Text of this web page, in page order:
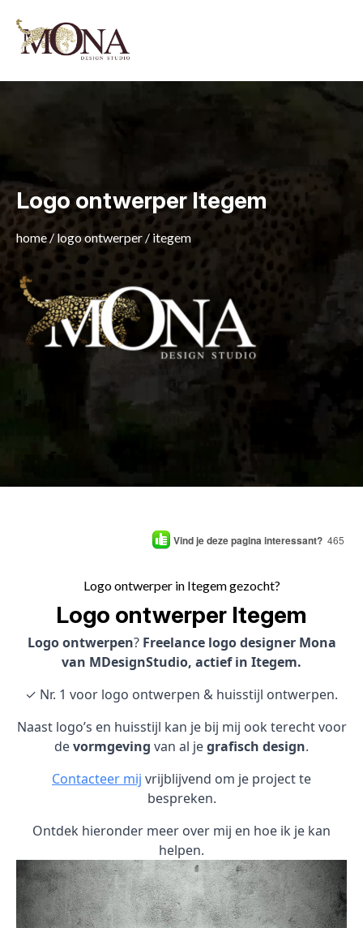
Logo ontwerper Itegem
home /logo ontwerper / itegem
Vind je deze pagina interessant? 465
Logo ontwerper in Itegem gezocht?
Logo ontwerper Itegem
Logo ontwerpen? Freelance logo designer Mona
van MDesignStudio, actief in Itegem.
✓ Nr. 1 voor logo ontwerpen & huisstijl ontwerpen.
Naast logo’s en huisstijl kan je bij mij ook terecht voor
devormgeving van al jegrafisch design.
Contacteer mij vrijblijvend om je project te
bespreken.
Ontdek hieronder meer over mij en hoe ik je kan
helpen.